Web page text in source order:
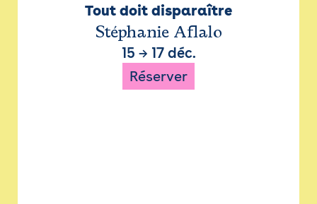
Tout doit disparaître
Stéphanie Aflalo
15 → 17 déc.
Réserver